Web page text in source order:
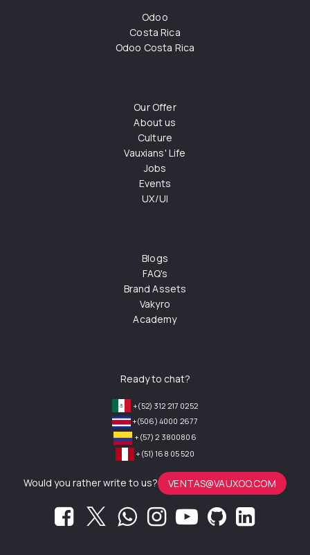
Odoo
Costa Rica
Odoo Costa Rica
Our Offer
About us
Culture
Vauxians' Life
Jobs
Events
UX/UI
Blogs
FAQ's
Brand Assets
Vakyro
Academy
Ready to chat?
+(52) 312 217 0252
+(506) 4000 2677
+(57) 2 3800806
+(51) 168 05 520
Would you rather write to us? VENTAS@VAUXOO.COM